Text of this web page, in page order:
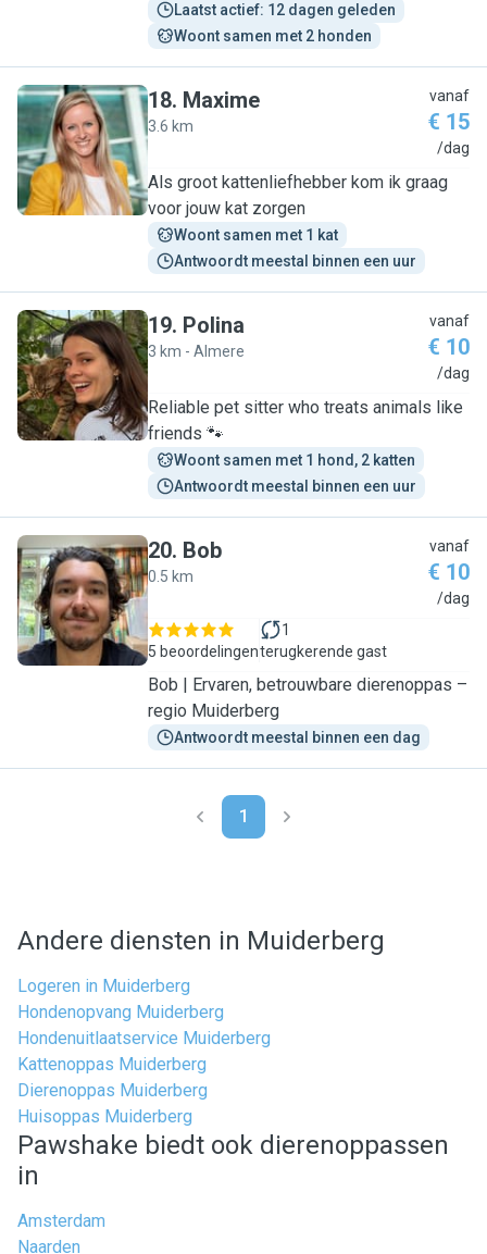
Laatst actief: 12 dagen geleden
Woont samen met 2 honden
M
18. Maxime
3.6 km
vanaf
€ 15
/dag
Als groot kattenliefhebber kom ik graag
voor jouw kat zorgen
Woont samen met 1 kat
Antwoordt meestal binnen een uur
P
19. Polina
3 km - Almere
vanaf
€ 10
/dag
Reliable pet sitter who treats animals like
friends 🐾
Woont samen met 1 hond, 2 katten
Antwoordt meestal binnen een uur
B
20. Bob
0.5 km
vanaf
€ 10
/dag
5 beoordelingen
1
terugkerende gast
Bob | Ervaren, betrouwbare dierenoppas –
regio Muiderberg
Antwoordt meestal binnen een dag
1
Andere diensten in Muiderberg
Logeren in Muiderberg
Hondenopvang Muiderberg
Hondenuitlaatservice Muiderberg
Kattenoppas Muiderberg
Dierenoppas Muiderberg
Huisoppas Muiderberg
Pawshake biedt ook dierenoppassen
in
Amsterdam
Naarden